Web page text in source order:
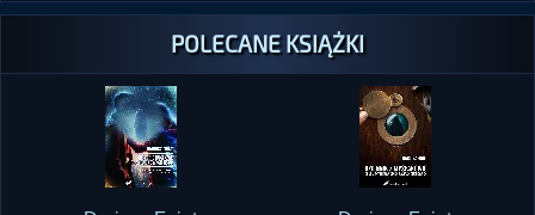
POLECANE KSIĄŻKI